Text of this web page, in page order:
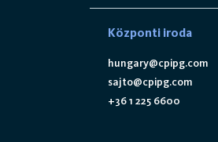
Központi iroda
hungary@cpipg.com
sajto@cpipg.com
+36 1 225 6600